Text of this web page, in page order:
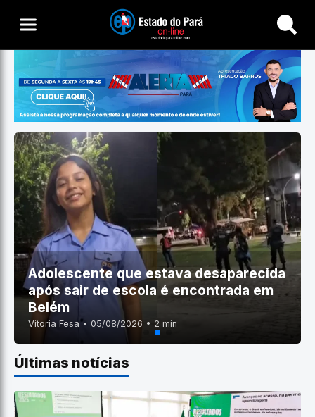
Buscar
Adolescente que estava desaparecida
após sair de escola é encontrada em
Belém
Vitoria Fesa • 05/08/2026 • 2 min
Últimas notícias